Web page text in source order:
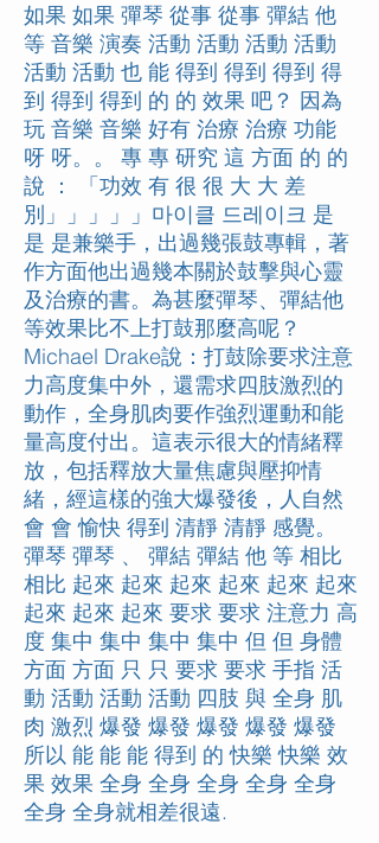
如果 如果 彈琴 從事 從事 彈結 他
等 音樂 演奏 活動 活動 活動 活動
活動 活動 也 能 得到 得到 得到 得
到 得到 得到 的 的 效果 吧？ 因為
玩 音樂 音樂 好有 治療 治療 功能
呀 呀。。 專 專 研究 這 方面 的 的
說 ： 「功效 有 很 很 大 大 差
別」」」」」마이클 드레이크 是
是 是兼樂手，出過幾張鼓專輯，著
作方面他出過幾本關於鼓擊與心靈
及治療的書。為甚麼彈琴、彈結他
等效果比不上打鼓那麼高呢？
Michael Drake說：打鼓除要求注意
力高度集中外，還需求四肢激烈的
動作，全身肌肉要作強烈運動和能
量高度付出。這表示很大的情緒釋
放，包括釋放大量焦慮與壓抑情
緒，經這樣的強大爆發後，人自然
會 會 愉快 得到 清靜 清靜 感覺。
彈琴 彈琴 、 彈結 彈結 他 等 相比
相比 起來 起來 起來 起來 起來 起來
起來 起來 起來 要求 要求 注意力 高
度 集中 集中 集中 集中 但 但 身體
方面 方面 只 只 要求 要求 手指 活
動 活動 活動 活動 四肢 與 全身 肌
肉 激烈 爆發 爆發 爆發 爆發 爆發
所以 能 能 能 得到 的 快樂 快樂 效
果 效果 全身 全身 全身 全身 全身
全身 全身就相差很遠.